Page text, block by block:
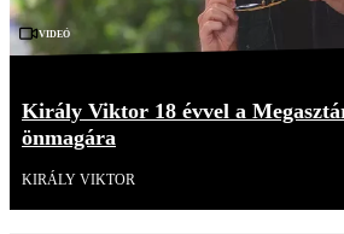
Videó
Király Viktor 18 évvel a
önmagára
KIRÁLY VIKTOR